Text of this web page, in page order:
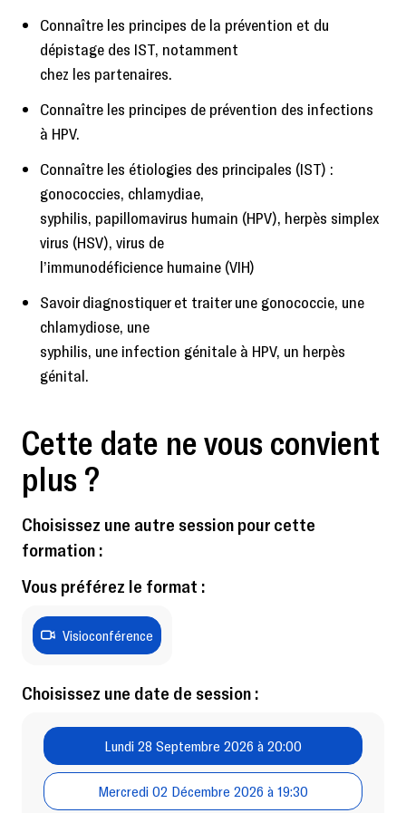
Cette date ne vous convient
plus ?
Choisissez une autre session pour cette
formation :
Vous préférez le format :
Visioconférence
Choisissez une date de session :
Lundi 28 Septembre 2026 à 20:00
Mercredi 02 Décembre 2026 à 19:30
Connaître les principes de la prévention et du
dépistage des IST, notamment
chez les partenaires.
Connaître les principes de prévention des infections
à HPV.
Connaître les étiologies des principales (IST) :
gonococcies, chlamydiae,
syphilis, papillomavirus humain (HPV), herpès simplex
virus (HSV), virus de
l’immunodéficience humaine (VIH)
Savoir diagnostiquer et traiter une gonococcie, une
chlamydiose, une
syphilis, une infection génitale à HPV, un herpès
génital.